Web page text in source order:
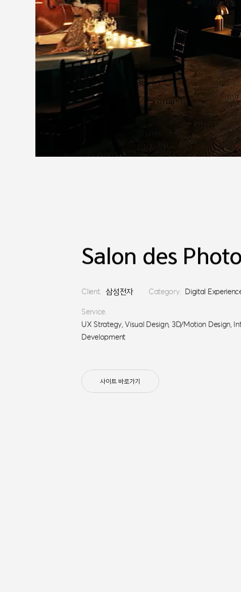
Salon des
Client. 삼성전자 Category. Digital
Service.
UX Strategy, Visual Design, 3D/Motion Design,
Development
사이트 바로가기